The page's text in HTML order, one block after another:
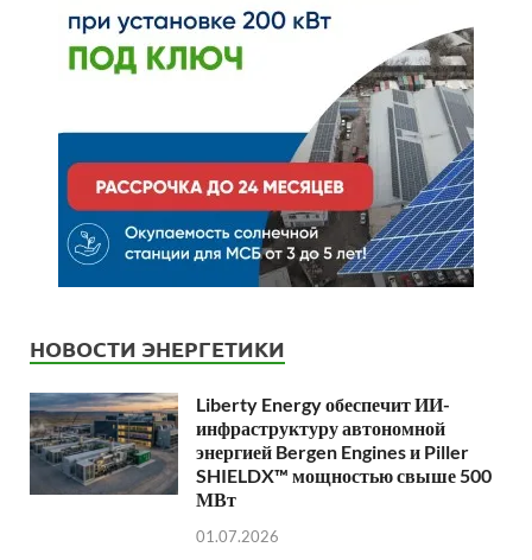
НОВОСТИ ЭНЕРГЕТИКИ
Liberty Energy обеспечит ИИ-
инфраструктуру автономной
энергией Bergen Engines и Piller
SHIELDX™ мощностью свыше 500
МВт
01.07.2026